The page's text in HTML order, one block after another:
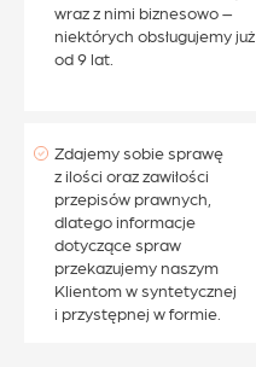
wraz z nimi biznesowo –
niektórych obsługujemy już
od 9 lat.
Zdajemy sobie sprawę
z ilości oraz zawiłości
przepisów prawnych,
dlatego informacje
dotyczące spraw
przekazujemy naszym
Klientom w syntetycznej
i przystępnej w formie.